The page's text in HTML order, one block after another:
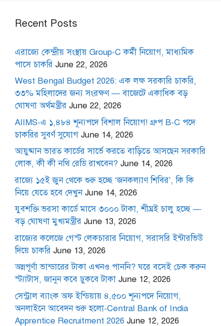
Recent Posts
এরাজ্যে কেন্দ্রীয় সংস্থায় Group-C কর্মী নিয়োগ, মাধ্যমিক
পাসে চাকরি June 22, 2026
West Bengal Budget 2026: এক লক্ষ সরকারি চাকরি,
৩৩% মহিলাদের জন্য সংরক্ষণ — বাজেটে একাধিক বড়
ঘোষণা অর্থমন্ত্রীর June 22, 2026
AIIMS-এ ১,৪৮৪ শূন্যপদে বিশাল নিয়োগ! গ্রুপ B-C পদে
চাকরির সুবর্ণ সুযোগ June 14, 2026
আয়ুষ্মান ভারত কার্ডের সার্ভে করতে বাড়িতে আসছেন সরকারি
লোক, কী কী নথি রেডি রাখবেন? June 14, 2026
রাজ্যে ১৫ই জুন থেকে শুরু হচ্ছে ‘জনকল্যাণ শিবির’, কি কি
নিয়ে যেতে হবে দেখুন June 14, 2026
যুবশক্তি ভরসা কার্ডে মাসে ৩০০০ টাকা, শীঘ্রই চালু হচ্ছে —
বড় ঘোষণা মুখ্যমন্ত্রীর June 13, 2026
রাজ্যের কলেজে গেস্ট লেকচারার নিয়োগ, সরাসরি ইন্টারভিউ
দিয়ে চাকরি June 13, 2026
অন্নপূর্ণা ভান্ডারের টাকা এখনও পাননি? ঘরে বসেই চেক করুন
স্ট্যাটাস, জানুন কবে ঢুকবে টাকা June 12, 2026
সেন্ট্রাল ব্যাংক অফ ইন্ডিয়ায় ৪,৫০০ শূন্যপদে নিয়োগ,
অনলাইনে আবেদন শুরু হলো-Central Bank of India
Apprentice Recruitment 2026 June 12, 2026